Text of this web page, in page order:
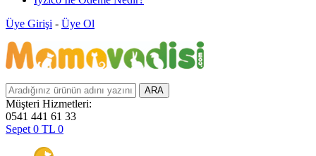
Üye Girişi - Üye Ol
Müşteri Hizmetleri:
0541 441 61 33
Sepet 0 TL 0